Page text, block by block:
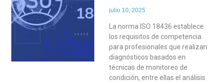
julio 10, 2025
La norma ISO 18436 establece
los requisitos de competencia
para profesionales que realizan
diagnósticos basados en
técnicas de monitoreo de
condición, entre ellas el análisis